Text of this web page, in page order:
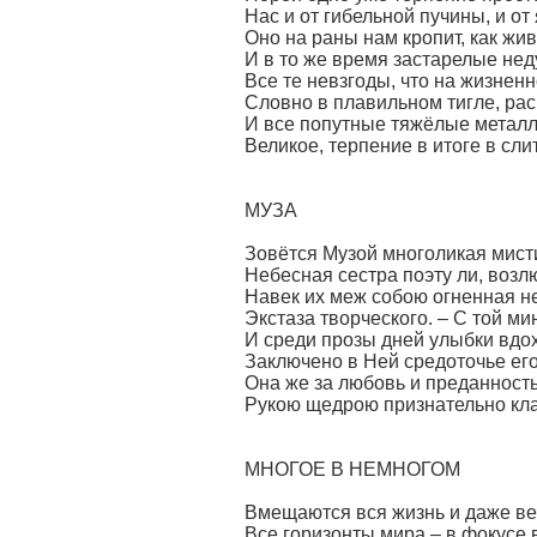
Нас и от гибельной пучины, и от
Оно на раны нам кропит, как
И в то же время застарелые
Все те невзгоды, что на
Словно в плавильном тигле,
И все попутные тяжёлые
Великое, терпение в итоге в
МУЗА
Зовётся Музой многоликая
Небесная сестра поэту ли,
Навек их меж собою огненная
Экстаза творческого. – С той
И среди прозы дней улыбки
Заключено в Ней средоточье
Она же за любовь и преданность
Рукою щедрою признательно
МНОГОЕ В НЕМНОГОМ
Вмещаются вся жизнь и даже